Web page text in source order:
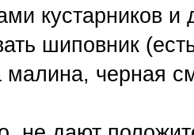
кустарников
шиповник
малина, черная